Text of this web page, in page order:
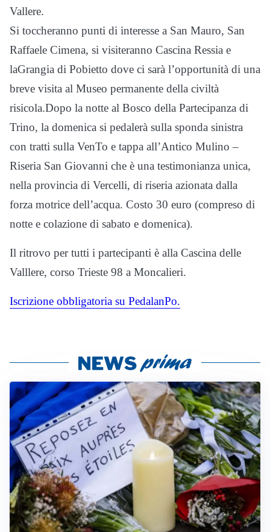
Vallere.
Si toccheranno punti di interesse a San Mauro, San
Raffaele Cimena, si visiteranno Cascina Ressia e
laGrangia di Pobietto dove ci sarà l’opportunità di una
breve visita al Museo permanente della civiltà
risicola.Dopo la notte al Bosco della Partecipanza di
Trino, la domenica si pedalerà sulla sponda sinistra
con tratti sulla VenTo e tappa all’Antico Mulino –
Riseria San Giovanni che è una testimonianza unica,
nella provincia di Vercelli, di riseria azionata dalla
forza motrice dell’acqua. Costo 30 euro (compreso di
notte e colazione di sabato e domenica).
Il ritrovo per tutti i partecipanti è alla Cascina delle
Valllere, corso Trieste 98 a Moncalieri.
Iscrizione obbligatoria su PedalanPo.